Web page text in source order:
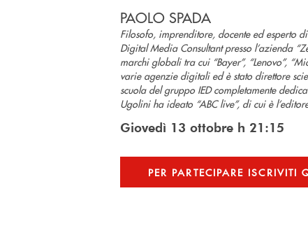
PAOLO SPADA
Filosofo, imprenditore, docente ed esperto
Digital Media Consultant presso l’azienda
marchi globali tra cui “Bayer”, “Lenovo”,
varie agenzie digitali ed è stato direttore
scuola del gruppo IED completamente
Ugolini ha ideato “ABC live”, di cui è
Giovedì 13 ottobre h 21:15
PER PARTECIPARE ISCRIVITI